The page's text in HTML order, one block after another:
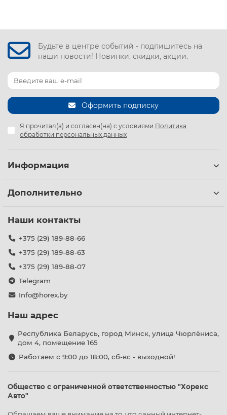
Будьте в центре событий - подпишитесь на
наши новости! Новинки, скидки, акции.
Оформить подписку
Я прочитал(а) и согласен(на) с условиями Политика
обработки персональных данных
Информация
Дополнительно
Наши контакты
+375 (29) 189-88-66
+375 (29) 189-88-63
+375 (29) 189-88-07
Telegram
Info@horex.by
Наш адрес
Республика Беларусь, город Минск, улица Чюрлёниса,
дом 4, помещение 165
Работаем с 9:00 до 18:00, сб-вс - выходной!
Общество с ограниченной ответственностью "Хорекс
Авто"